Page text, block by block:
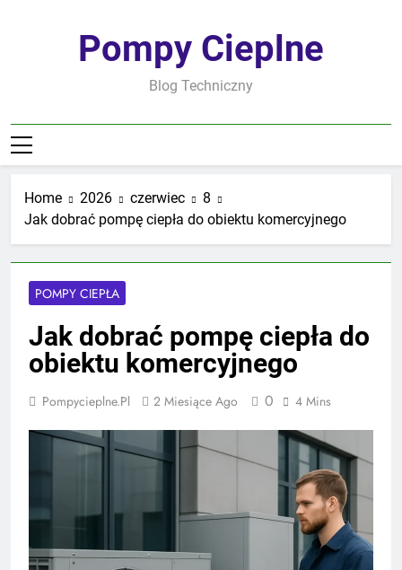
Pompy Cieplne
Blog Techniczny
Home 2026 czerwiec
8
Jak dobrać pompę ciepła do obiektu komercyjnego
POMPY CIEPŁA
Jak dobrać pompę ciepła do
obiektu komercyjnego
Pompycieplne.pl 2 Miesiące Ago 0 4 Mins